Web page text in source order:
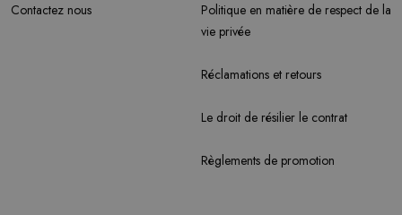
Contactez nous
Politique en matière de respect de la
vie privée
Réclamations et retours
Le droit de résilier le contrat
Règlements de promotion